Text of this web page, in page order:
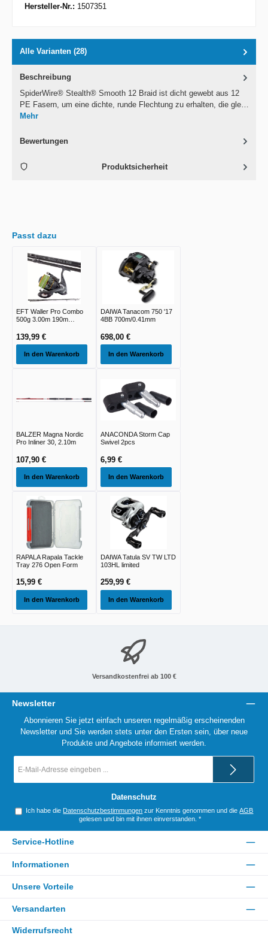
Hersteller-Nr.: 1507351
Alle Varianten (28)
Beschreibung
SpiderWire® Stealth® Smooth 12 Braid ist dicht gewebt aus 12
PE Fasern, um eine dichte, runde Flechtung zu erhalten, die gle…
Mehr
Bewertungen
Produktsicherheit
Passt dazu
EFT Waller Pro Combo
500g 3.00m 190m
139,99 €
In den Warenkorb
DAIWA Tanacom 750 '17
4BB 700m/0.41mm
698,00 €
In den Warenkorb
BALZER Magna Nordic
Pro Inliner 30, 2.10m
107,90 €
In den Warenkorb
ANACONDA Storm Cap
Swivel 2pcs
6,99 €
In den Warenkorb
RAPALA Rapala Tackle
Tray 276 Open Form
15,99 €
In den Warenkorb
DAIWA Tatula SV TW LTD
103HL limited
259,99 €
In den Warenkorb
Versandkostenfrei ab 100 €
Newsletter
Abonnieren Sie jetzt einfach unseren regelmäßig erscheinenden
Newsletter und Sie werden stets unter den Ersten sein, über neue
Produkte und Angebote informiert werden.
Mail-
Adresse
Datenschutz
Ich habe die Datenschutzbestimmungen zur Kenntnis genommen und dieAGB
gelesen und bin mit ihnen einverstanden. *
Service-Hotline
Informationen
Unsere Vorteile
Versandarten
Widerrufsrecht